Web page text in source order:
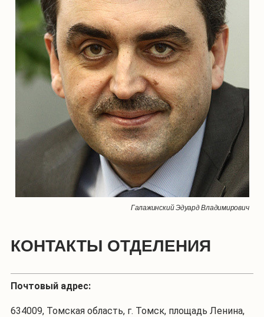
Галажинский Эдуард Владимирович
КОНТАКТЫ ОТДЕЛЕНИЯ
Почтовый адрес:
634009, Томская область, г. Томск, площадь Ленина,